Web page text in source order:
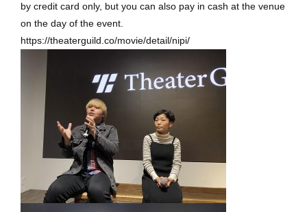
by credit card only, but you can also pay in cash at the venue
on the day of the event.
https://theaterguild.co/movie/detail/nipi/